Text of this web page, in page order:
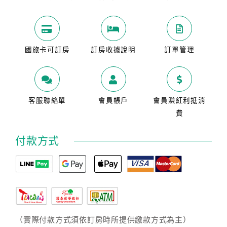
國旅卡可訂房 訂房收據說明 訂單管理
客服聯絡單 會員帳戶
會員賺紅利抵消
費
付款方式
（實際付款方式須依訂房時所提供繳款方式為主）